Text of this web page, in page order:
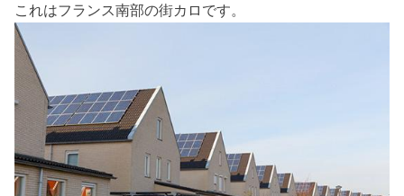
これはフランス南部の街カロです。